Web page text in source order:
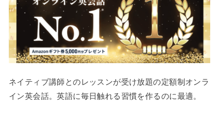
ネイティブ講師とのレッスンが受け放題の定額制オンラ
イン英会話。英語に毎日触れる習慣を作るのに最適。